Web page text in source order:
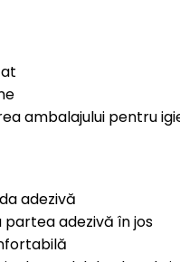
ambalajului pentru
adezivă
adezivă în jos